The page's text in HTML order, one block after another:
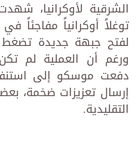
الشرقية لأوكرانيا،
توغلاً أوكرانياً مفاجئاً
لفتح جبهة جديدة
ورغم أن العملية لم
دفعت موسكو إلى
إرسال تعزيزات ضخمة،
التقليدية.